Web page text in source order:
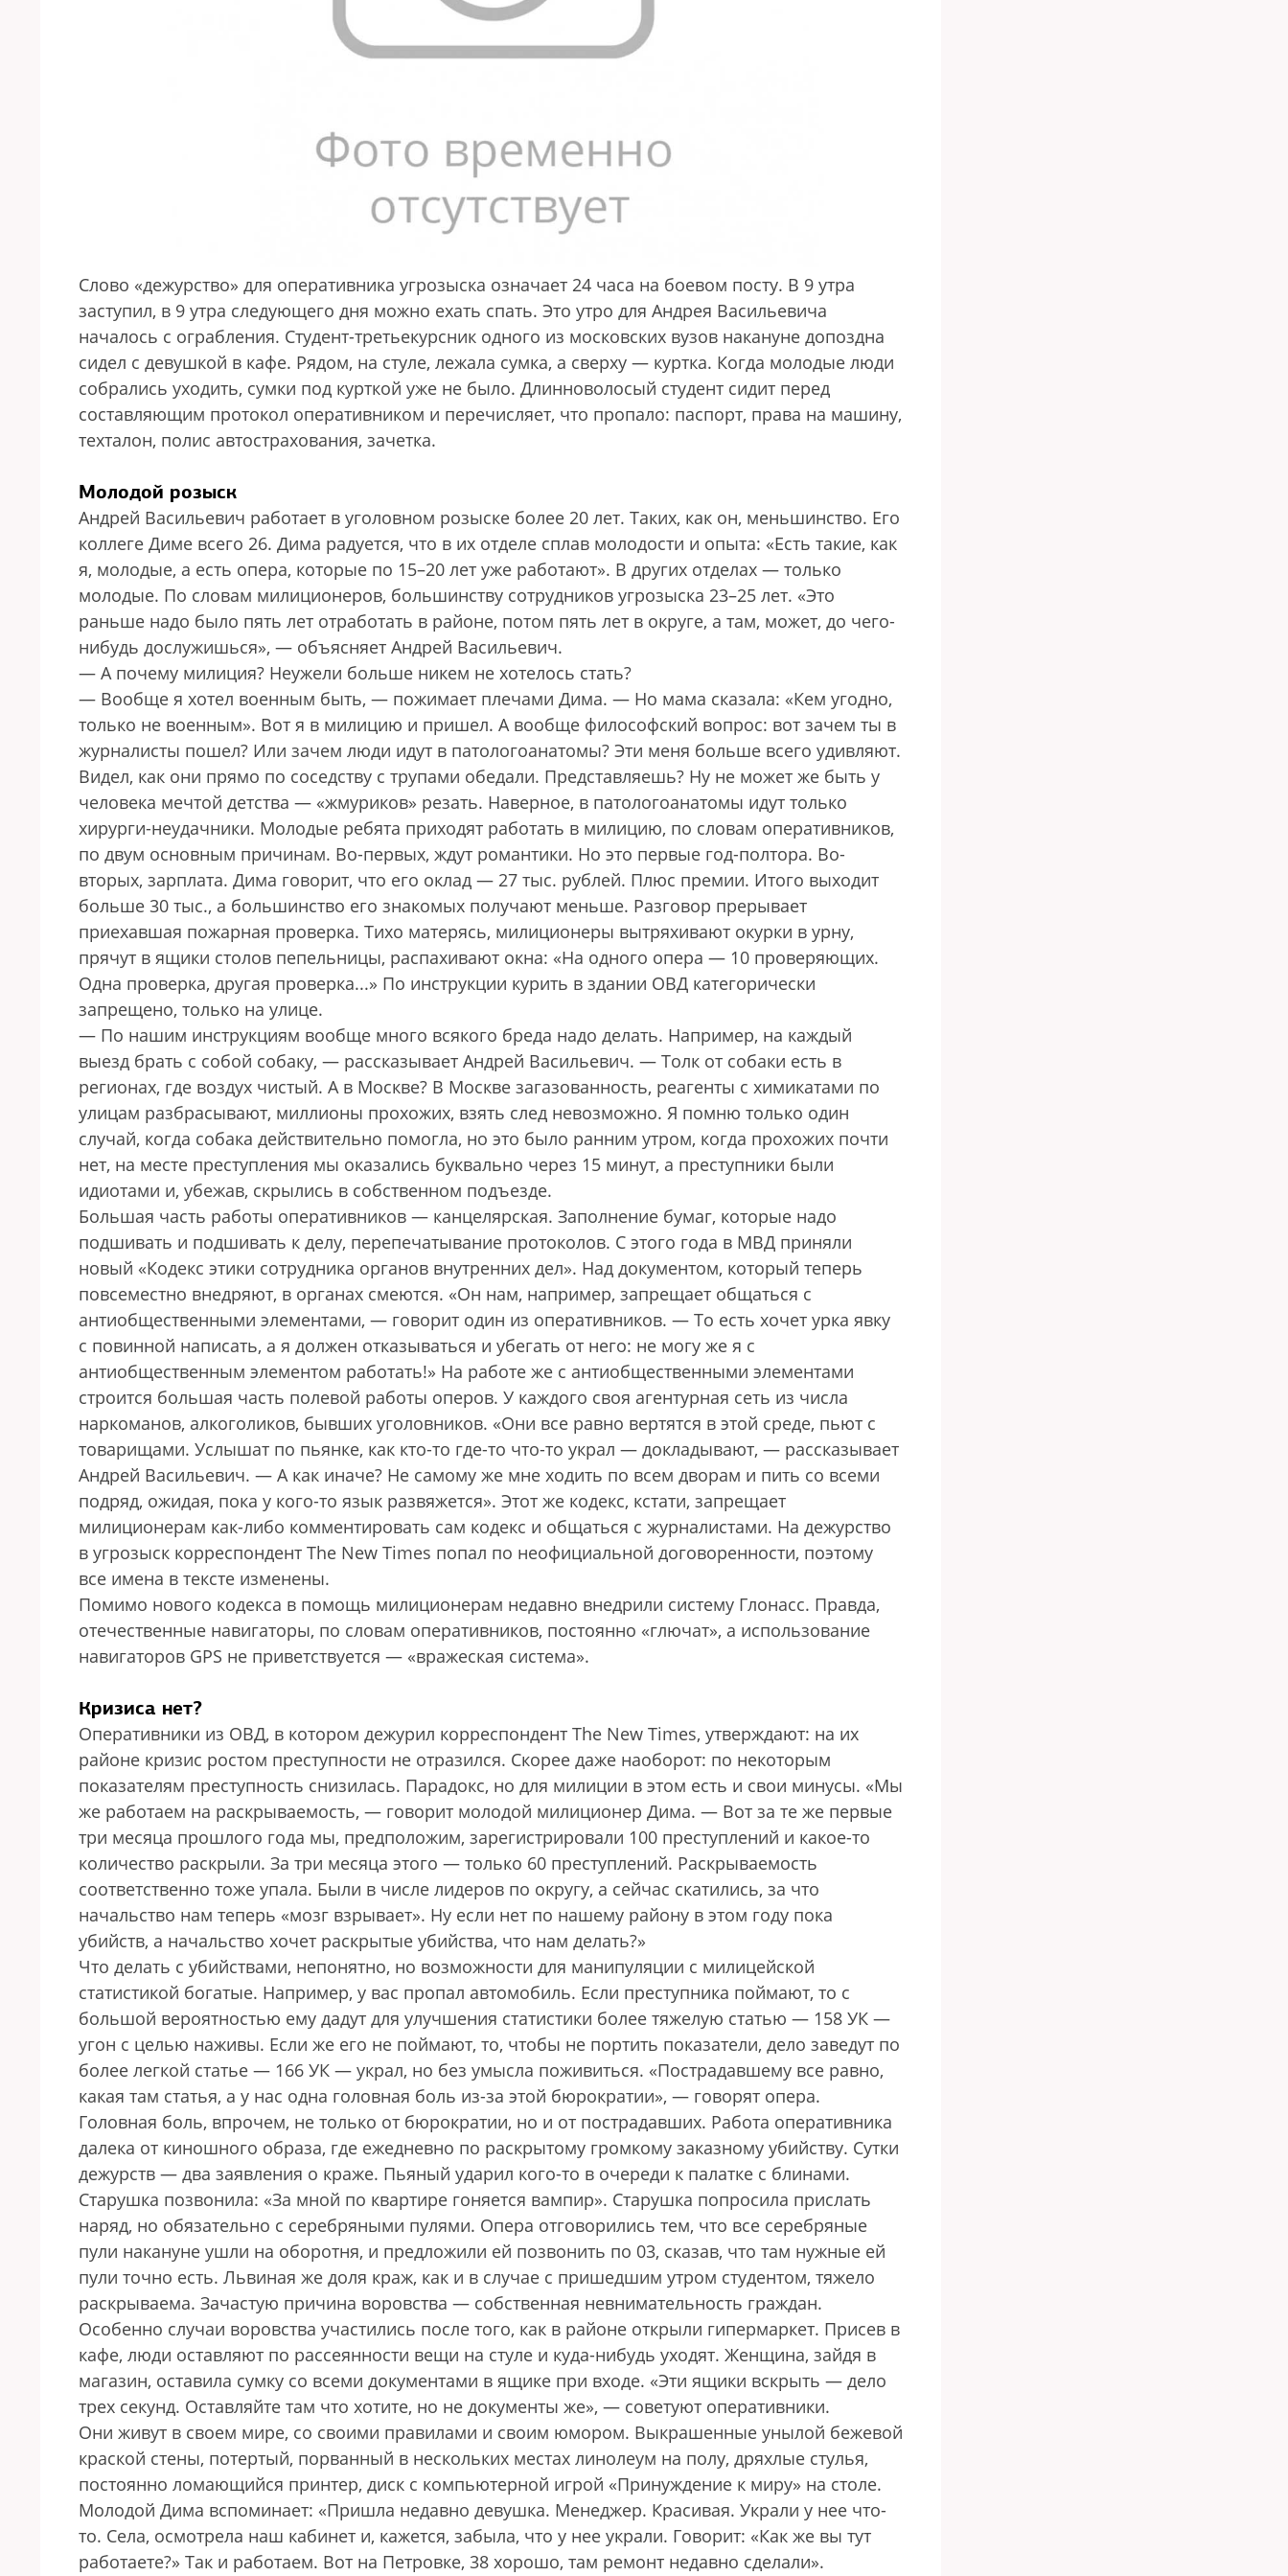
Слово «дежурство» для оперативника угрозыска означает 24 часа на боевом посту. В 9 утра
заступил, в 9 утра следующего дня можно ехать спать. Это утро для Андрея Васильевича
началось с ограбления. Студент-третьекурсник одного из московских вузов накануне допоздна
сидел с девушкой в кафе. Рядом, на стуле, лежала сумка, а сверху — куртка. Когда молодые люди
собрались уходить, сумки под курткой уже не было. Длинноволосый студент сидит перед
составляющим протокол оперативником и перечисляет, что пропало: паспорт, права на машину,
техталон, полис автострахования, зачетка.
Молодой розыск
Андрей Васильевич работает в уголовном розыске более 20 лет. Таких, как он, меньшинство. Его
коллеге Диме всего 26. Дима радуется, что в их отделе сплав молодости и опыта: «Есть такие, как
я, молодые, а есть опера, которые по 15–20 лет уже работают». В других отделах — только
молодые. По словам милиционеров, большинству сотрудников угрозыска 23–25 лет. «Это
раньше надо было пять лет отработать в районе, потом пять лет в округе, а там, может, до чего-
нибудь дослужишься», — объясняет Андрей Васильевич.
— А почему милиция? Неужели больше никем не хотелось стать?
— Вообще я хотел военным быть, — пожимает плечами Дима. — Но мама сказала: «Кем угодно,
только не военным». Вот я в милицию и пришел. А вообще философский вопрос: вот зачем ты в
журналисты пошел? Или зачем люди идут в патологоанатомы? Эти меня больше всего удивляют.
Видел, как они прямо по соседству с трупами обедали. Представляешь? Ну не может же быть у
человека мечтой детства — «жмуриков» резать. Наверное, в патологоанатомы идут только
хирурги-неудачники. Молодые ребята приходят работать в милицию, по словам оперативников,
по двум основным причинам. Во-первых, ждут романтики. Но это первые год-полтора. Во-
вторых, зарплата. Дима говорит, что его оклад — 27 тыс. рублей. Плюс премии. Итого выходит
больше 30 тыс., а большинство его знакомых получают меньше. Разговор прерывает
приехавшая пожарная проверка. Тихо матерясь, милиционеры вытряхивают окурки в урну,
прячут в ящики столов пепельницы, распахивают окна: «На одного опера — 10 проверяющих.
Одна проверка, другая проверка...» По инструкции курить в здании ОВД категорически
запрещено, только на улице.
— По нашим инструкциям вообще много всякого бреда надо делать. Например, на каждый
выезд брать с собой собаку, — рассказывает Андрей Васильевич. — Толк от собаки есть в
регионах, где воздух чистый. А в Москве? В Москве загазованность, реагенты с химикатами по
улицам разбрасывают, миллионы прохожих, взять след невозможно. Я помню только один
случай, когда собака действительно помогла, но это было ранним утром, когда прохожих почти
нет, на месте преступления мы оказались буквально через 15 минут, а преступники были
идиотами и, убежав, скрылись в собственном подъезде.
Большая часть работы оперативников — канцелярская. Заполнение бумаг, которые надо
подшивать и подшивать к делу, перепечатывание протоколов. С этого года в МВД приняли
новый «Кодекс этики сотрудника органов внутренних дел». Над документом, который теперь
повсеместно внедряют, в органах смеются. «Он нам, например, запрещает общаться с
антиобщественными элементами, — говорит один из оперативников. — То есть хочет урка явку
с повинной написать, а я должен отказываться и убегать от него: не могу же я с
антиобщественным элементом работать!» На работе же с антиобщественными элементами
строится большая часть полевой работы оперов. У каждого своя агентурная сеть из числа
наркоманов, алкоголиков, бывших уголовников. «Они все равно вертятся в этой среде, пьют с
товарищами. Услышат по пьянке, как кто-то где-то что-то украл — докладывают, — рассказывает
Андрей Васильевич. — А как иначе? Не самому же мне ходить по всем дворам и пить со всеми
подряд, ожидая, пока у кого-то язык развяжется». Этот же кодекс, кстати, запрещает
милиционерам как-либо комментировать сам кодекс и общаться с журналистами. На дежурство
в угрозыск корреспондент The New Times попал по неофициальной договоренности, поэтому
все имена в тексте изменены.
Помимо нового кодекса в помощь милиционерам недавно внедрили систему Глонасс. Правда,
отечественные навигаторы, по словам оперативников, постоянно «глючат», а использование
навигаторов GPS не приветствуется — «вражеская система».
Кризиса нет?
Оперативники из ОВД, в котором дежурил корреспондент The New Times, утверждают: на их
районе кризис ростом преступности не отразился. Скорее даже наоборот: по некоторым
показателям преступность снизилась. Парадокс, но для милиции в этом есть и свои минусы. «Мы
же работаем на раскрываемость, — говорит молодой милиционер Дима. — Вот за те же первые
три месяца прошлого года мы, предположим, зарегистрировали 100 преступлений и какое-то
количество раскрыли. За три месяца этого — только 60 преступлений. Раскрываемость
соответственно тоже упала. Были в числе лидеров по округу, а сейчас скатились, за что
начальство нам теперь «мозг взрывает». Ну если нет по нашему району в этом году пока
убийств, а начальство хочет раскрытые убийства, что нам делать?»
Что делать с убийствами, непонятно, но возможности для манипуляции с милицейской
статистикой богатые. Например, у вас пропал автомобиль. Если преступника поймают, то с
большой вероятностью ему даду­т для улучшения статистики более тяжелую статью — 158 УК —
угон с целью наживы. Если же его не поймают, то, чтобы не портить показатели, дело заведут по
более легкой статье — 166 УК — украл, но без умысла поживиться. «Пострадавшему все равно,
какая там статья, а у нас одна головная боль из-за этой бюрократии», — говорят опера.
Головная боль, впрочем, не только от бюрократии, но и от пострадавших. Работа оперативника
далека от киношного образа, где ежедневно по раскрытому громкому заказному убийству. Сутки
дежурств — два заявления о краже. Пьяный ударил кого-то в очереди к палатке с блинами.
Старушка позвонила: «За мной по квартире гоняется вампир». Старушка попросила прислать
наряд, но обязательно с серебряными пулями. Опера отговорились тем, что все серебряные
пули накануне ушли на оборотня, и предложили ей позвонить по 03, сказав, что там нужные ей
пули точно есть. Львиная же доля краж, как и в случае с пришедшим утром студентом, тяжело
раскрываема. Зачастую причина во­­ровс­т­­­­ва — собственная невнимательность граждан.
Особенно случаи воровства участились после того, как в районе открыли гипермаркет. Присев в
кафе, люди оставляют по рассеянности вещи на стуле и куда-нибудь уходят. Женщина, зайдя в
магазин, оставила сумку со всеми документами в ящике при входе. «Эти ящики вскрыть — дело
трех секунд. Оставляйте там что хотите, но не документы же», — советуют оперативники.
Они живут в своем мире, со своими правилами и своим юмором. Выкрашенные унылой бежевой
краской стены, потертый, порванный в нескольких местах линолеум на полу, дряхлые стулья,
постоянно ломающийся принтер, диск с компьютерной игрой «Принуждение к миру» на столе.
Молодой Дима вспоминает: «Пришла недавно девушка. Менеджер. Красивая. Украли у нее что-
то. Села, осмотрела наш кабинет и, кажется, забыла, что у нее украли. Говорит: «Как же вы тут
работаете?» Так и работаем. Вот на Пет­ровке, 38 хорошо, там ремонт недавно сделали».